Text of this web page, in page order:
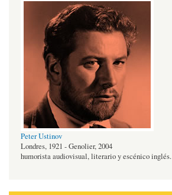
Peter Ustinov
Londres, 1921 - Genolier, 2004
humorista audiovisual, literario y escénico inglés.